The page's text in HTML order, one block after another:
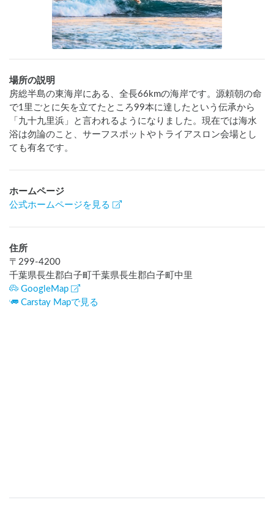
場所の説明
房総半島の東海岸にある、全長66kmの海岸です。源頼朝の命
で1里ごとに矢を立てたところ99本に達したという伝承から
「九十九里浜」と言われるようになりました。現在では海水
浴は勿論のこと、サーフスポットやトライアスロン会場とし
ても有名です。
ホームページ
公式ホームページを見る
住所
〒 299-4200
千葉県長生郡白子町千葉県長生郡白子町中里
GoogleMap
Carstay Mapで見る